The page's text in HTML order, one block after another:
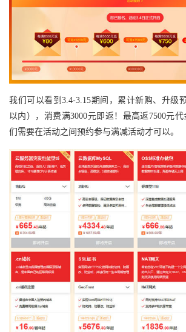
我们可以看到3.4-3.15期间，累计新购、升级
以内），消费满3000元即返！最高返7500元
们需要在活动之间预约参与满减活动才可以。